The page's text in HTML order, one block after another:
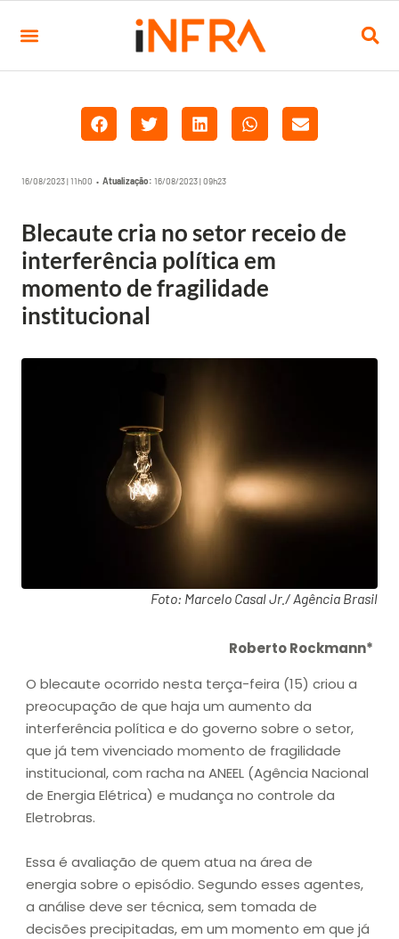
16/08/2023 | 11h00 • Atualização: 16/08/2023 | 09h23
Blecaute cria no setor receio de
interferência política em
momento de fragilidade
institucional
Foto: Marcelo Casal Jr./ Agência Brasil
Roberto Rockmann*
O blecaute ocorrido nesta terça-feira (15) criou a
preocupação de que haja um aumento da
interferência política e do governo sobre o setor,
que já tem vivenciado momento de fragilidade
institucional, com racha na ANEEL (Agência Nacional
de Energia Elétrica) e mudança no controle da
Eletrobras.
Essa é avaliação de quem atua na área de
energia sobre o episódio. Segundo esses agentes,
a análise deve ser técnica, sem tomada de
decisões precipitadas, em um momento em que já